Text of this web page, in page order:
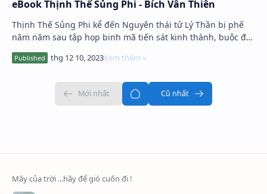
eBook Thịnh Thế Sủng Phi - Bích Vân Thiên
Thịnh Thế Sủng Phi kể đến Nguyên thái tử Lý Thần bị phế
năm năm sau tập họp binh mã tiến sát kinh thành, buộc đệ